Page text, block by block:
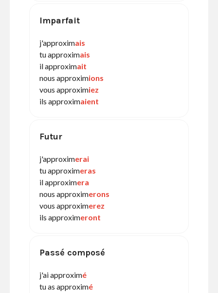
Imparfait
j'approximais
tu approximais
il approximait
nous approximions
vous approximiez
ils approximaient
Futur
j'approximerai
tu approximeras
il approximera
nous approximerons
vous approximerez
ils approximeront
Passé composé
j'ai approximé
tu as approximé